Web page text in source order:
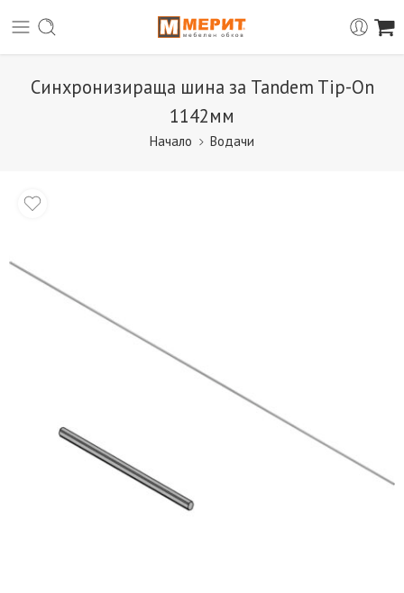
Синхронизираща шина за Tandem Tip-On
1142мм
Начало Водачи